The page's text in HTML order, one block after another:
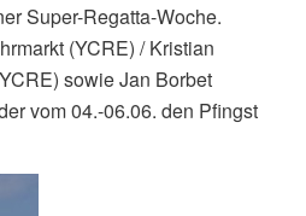
Super-Regatta-Woche.
(YCRE) / Kristian
sowie Jan Borbet
vom 04.-06.06. den Pfingst